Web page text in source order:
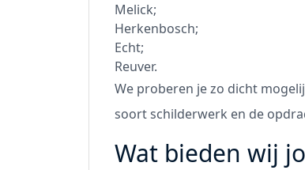
Melick;
Herkenbosch;
Echt;
Reuver.
We proberen je zo dicht
soort schilderwerk en de
Wat bieden wij